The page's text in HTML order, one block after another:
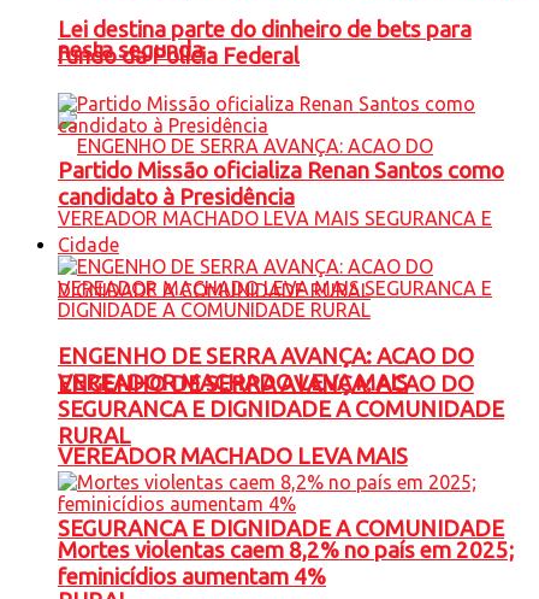
nesta segunda
ENGENHO DE SERRA AVANÇA: ACAO DO
VEREADOR MACHADO LEVA MAIS
SEGURANCA E DIGNIDADE A COMUNIDADE
Lei destina parte do dinheiro de bets para
fundo da Polícia Federal
Partido Missão oficializa Renan Santos como
candidato à Presidência
Cidade
ENGENHO DE SERRA AVANÇA: ACAO DO
VEREADOR MACHADO LEVA MAIS
SEGURANCA E DIGNIDADE A COMUNIDADE
RURAL
Mortes violentas caem 8,2% no país em 2025;
feminicídios aumentam 4%